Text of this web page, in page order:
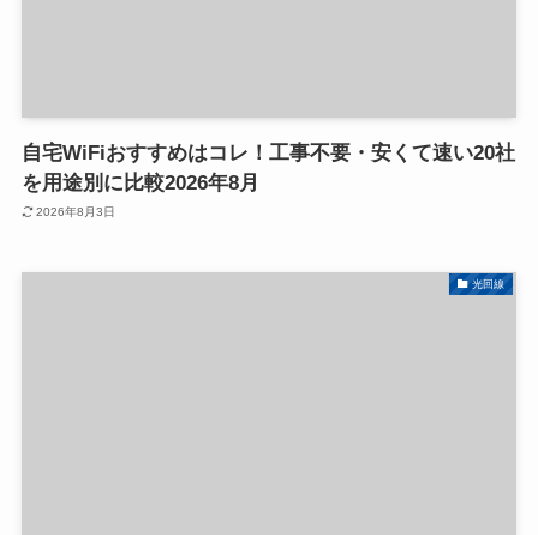
自宅WiFiおすすめはコレ！工事不要・安くて速い20社
を用途別に比較2026年8月
2026年8月3日
光回線